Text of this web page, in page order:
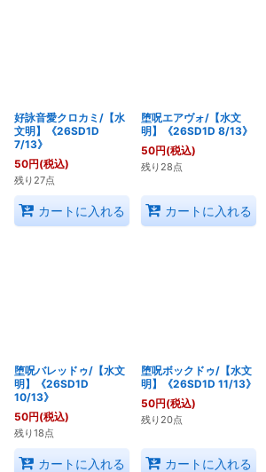
好詠音愛クロカミ/【水
文明】《26SD1D
7/13》
50円(税込)
残り27点
カートに入れる
堕呪エアヴォ/【水文
明】《26SD1D 8/13》
50円(税込)
残り28点
カートに入れる
堕呪バレッドゥ/【水文
明】《26SD1D
10/13》
50円(税込)
残り18点
カートに入れる
堕呪ボックドゥ/【水文
明】《26SD1D 11/13》
50円(税込)
残り20点
カートに入れる